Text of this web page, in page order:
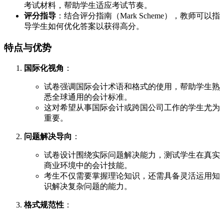
考试材料，帮助学生适应考试节奏。
评分指导 ：结合评分指南（Mark Scheme），教师可以指
导学生如何优化答案以获得高分。
特点与优势
国际化视角 ：
试卷强调国际会计术语和格式的使用，帮助学生熟
悉全球通用的会计标准。
这对希望从事国际会计或跨国公司工作的学生尤为
重要。
问题解决导向 ：
试卷设计围绕实际问题解决能力，测试学生在真实
商业环境中的会计技能。
考生不仅需要掌握理论知识，还需具备灵活运用知
识解决复杂问题的能力。
格式规范性 ：